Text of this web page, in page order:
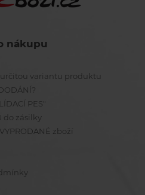
nákupu
variantu produktu
PES"
do zásilky
zboží